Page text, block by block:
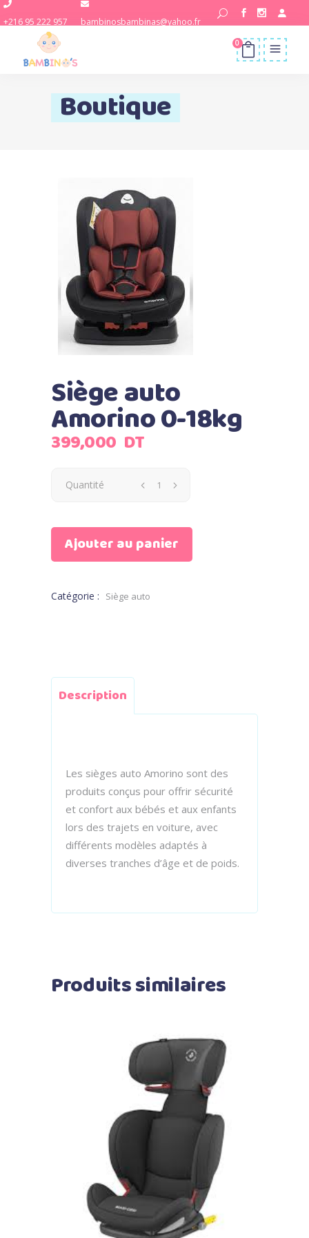
+216 95 222 957 bambinosbambinas@yahoo.fr
0
Boutique
Siège auto
Amorino 0-18kg
399,000 DT
Quantité
Ajouter au panier
Catégorie : Siège auto
Description
Les sièges auto Amorino sont des
produits conçus pour offrir sécurité
et confort aux bébés et aux enfants
lors des trajets en voiture, avec
différents modèles adaptés à
diverses tranches d’âge et de poids.
Produits similaires
Ajouter au panier